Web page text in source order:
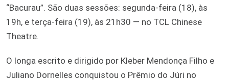
“Bacurau”. São duas sessões: segunda-feira (18), às
19h, e terça-feira (19), às 21h30 — no TCL Chinese
Theatre.
O longa escrito e dirigido por Kleber Mendonça Filho e
Juliano Dornelles conquistou o Prêmio do Júri no